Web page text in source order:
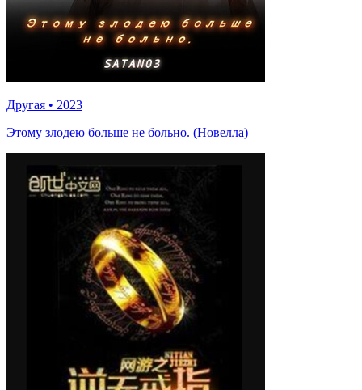
Другая • 2023
Этому злодею больше не больно. (Новелла)